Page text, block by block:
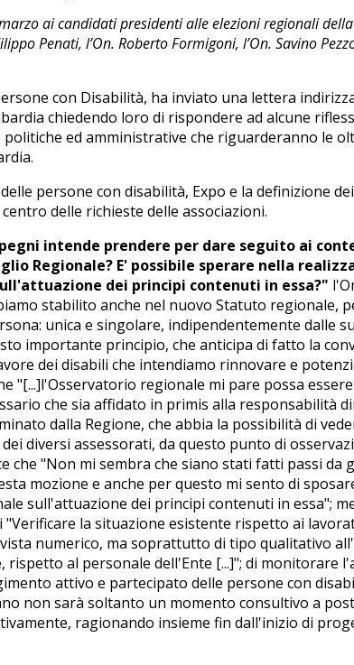
ai candidati presidenti alle elezioni regionali
Penati, l’On. Roberto Formigoni, l’On. Savino
con Disabilità, ha inviato una lettera
chiedendo loro di rispondere ad alcune
ed amministrative che riguarderanno le
persone con disabilità, Expo e la definizione
delle richieste delle associazioni.
intende prendere per dare seguito ai
Regionale? E' possibile sperare nella
dei principi contenuti in essa?"
stabilito anche nel nuovo Statuto regionale,
unica e singolare, indipendentemente dalle
importante principio, che anticipa di fatto la
dei disabili che intendiamo rinnovare e
"[...]l'Osservatorio regionale mi pare possa
che sia affidato in primis alla responsabilità
dalla Regione, che abbia la possibilità di
diversi assessorati, da questo punto di
che "Non mi sembra che siano stati fatti passi da
mozione e anche per questo mi sento di
sull'attuazione dei principi contenuti in essa";
"Verificare la situazione esistente rispetto ai
numerico, ma soprattutto di tipo qualitativo
rispetto al personale dell'Ente [...]"; di monitorare
attivo e partecipato delle persone con
non sarà soltanto un momento consultivo a
ragionando insieme fin dall'inizio di